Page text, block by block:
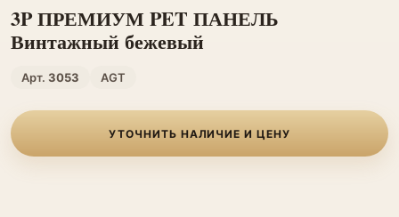
3P ПРЕМИУМ PET ПАНЕЛЬ
Винтажный бежевый
Арт. 3053 AGT
УТОЧНИТЬ НАЛИЧИЕ И ЦЕНУ